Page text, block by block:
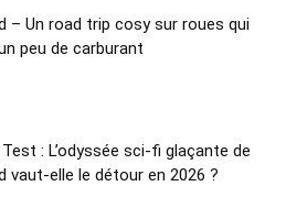
– Un road trip cosy sur roues qui
peu de carburant
: L’odyssée sci-fi glaçante de
vaut-elle le détour en 2026 ?